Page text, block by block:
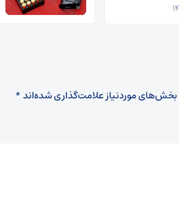
بخش‌های موردنیاز علامت‌گذاری شده‌اند*